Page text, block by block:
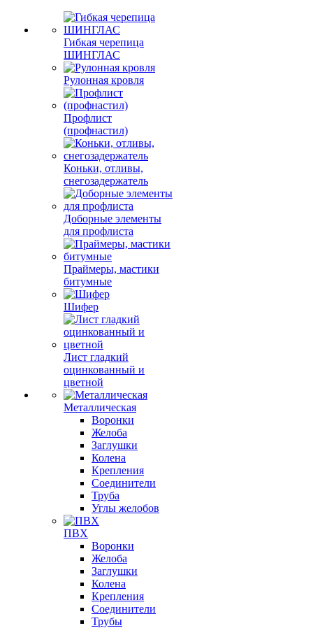
Гибкая черепица
ШИНГЛАС
Рулонная кровля
Профлист
(профнастил)
Коньки, отливы,
снегозадержатель
Доборные элементы
для профлиста
Праймеры, мастики
битумные
Шифер
Лист гладкий
оцинкованный и
цветной
Металлическая
Воронки
Желоба
Заглушки
Колена
Крепления
Соединители
Труба
Углы желобов
ПВХ
Воронки
Желоба
Заглушки
Колена
Крепления
Соединители
Трубы